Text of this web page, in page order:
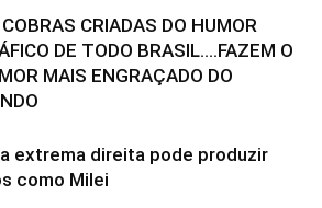
CRIADAS DO HUMOR
DE TODO BRASIL….FAZEM O
MAIS ENGRAÇADO DO
extrema direita pode produzir
como Milei